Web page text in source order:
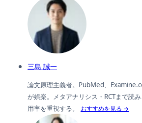
三島 誠一
論文原理主義者。PubMed、
が娯楽。メタアナリシス・RCTまで読
用率を重視する。
おすすめを見る →